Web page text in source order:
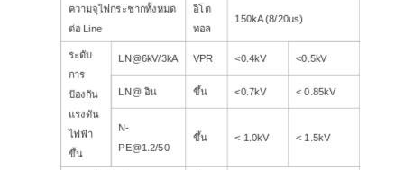
ความจุไฟกระชากทั้งหมด
ต่อ Line
อิโต
ทอล
150kA (8/20us)
ระดับ
การ
ป้องกัน
แรงดัน
ไฟฟ้า
ขึ้น
LN@6kV/3kA VPR <0.4kV <0.5kV
LN@ อิน ขึ้น <0.7kV < 0.85kV
N-
PE@1.2/50
ขึ้น < 1.0kV < 1.5kV